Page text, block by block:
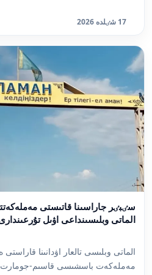
17 شٸلدە 2026
سٸبٸر جاراسىنا قاتىستى
الماتى وبلىسىنداعى اۋىل
الماتى وبلىسى تالعار اۋدانىنا قاراستى
مەملەكەت باسشىسى قاسىم-جومارت